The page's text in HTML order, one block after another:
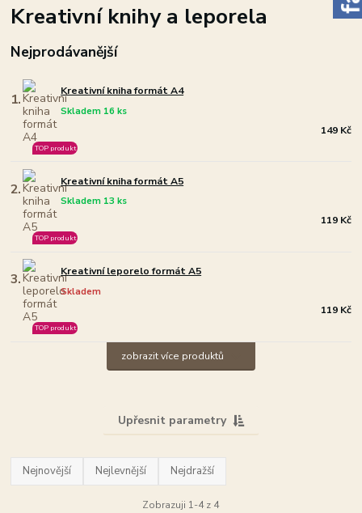
Kreativní knihy a leporela
Nejprodávanější
1. Kreativní kniha formát A4
Skladem 16 ks
TOP produkt
149 Kč
2. Kreativní kniha formát A5
Skladem 13 ks
TOP produkt
119 Kč
3. Kreativní leporelo formát A5
Skladem
TOP produkt
119 Kč
zobrazit více produktů
Upřesnit parametry
Nejnovější Nejlevnější Nejdražší
Zobrazuji 1-4 z 4